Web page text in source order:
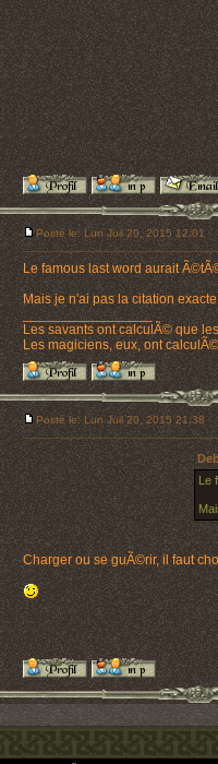
Posté le: Lun Juil 20, 2015 12:01
Le famous last word aurait
Mais je n'ai pas la citation
_________________
Les savants ont calculÃ© que
Les magiciens, eux, ont
Posté le: Lun Juil 20, 2015 21:38
Le
Charger ou se guÃ©rir, il faut